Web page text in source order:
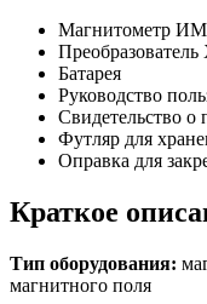
Магнитометр
Батарея
Руководство
Свидетельство о
Футляр для
Оправка для
Краткое
Тип оборудования:
магнитного поля